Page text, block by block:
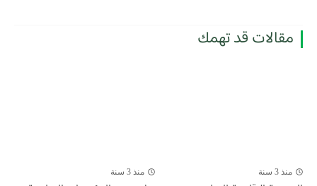
مقالات قد تهمك
منذ 3 سنة منذ 3 سنة